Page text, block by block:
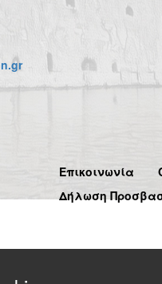
Επικοινωνία
Δήλωση